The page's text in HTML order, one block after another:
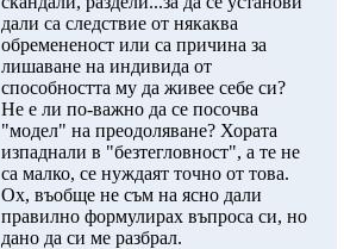
дали са следствие от някаква
обремененост или са причина за
лишаване на индивида от
способността му да живее себе си?
Не е ли по-важно да се посочва
"модел" на преодоляване? Хората
изпаднали в "безтегловност", а те не
са малко, се нуждаят точно от това.
Ох, въобще не съм на ясно дали
правилно формулирах въпроса си, но
дано да си ме разбрал.